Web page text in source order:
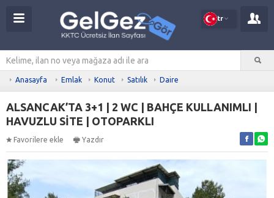
tr
Anasayfa Emlak Konut Satılık Daire
ALSANCAK’TA 3+1 | 2 WC | BAHÇE KULLANIMLI |
HAVUZLU SİTE | OTOPARKLI
Favorilere ekle Yazdır